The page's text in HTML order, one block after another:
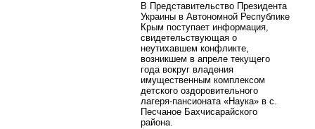
В Представительство Президента
Украины в Автономной Республике
Крым поступает информация,
свидетельствующая о
неутихавшем конфликте,
возникшем в апреле текущего
года вокруг владения
имущественным комплексом
детского оздоровительного
лагеря-пансионата «Наука» в с.
Песчаное Бахчисарайского
района.